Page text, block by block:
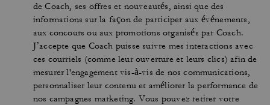
de Coach, ses offres et nouveautés, ainsi que des
informations sur la façon de participer aux événements,
aux concours ou aux promotions organisés par Coach.
J’accepte que Coach puisse suivre mes interactions avec
ces courriels (comme leur ouverture et leurs clics) afin de
mesurer l'engagement vis-à-vis de nos communications,
personnaliser leur contenu et améliorer la performance de
nos campagnes marketing. Vous pouvez retirer votre